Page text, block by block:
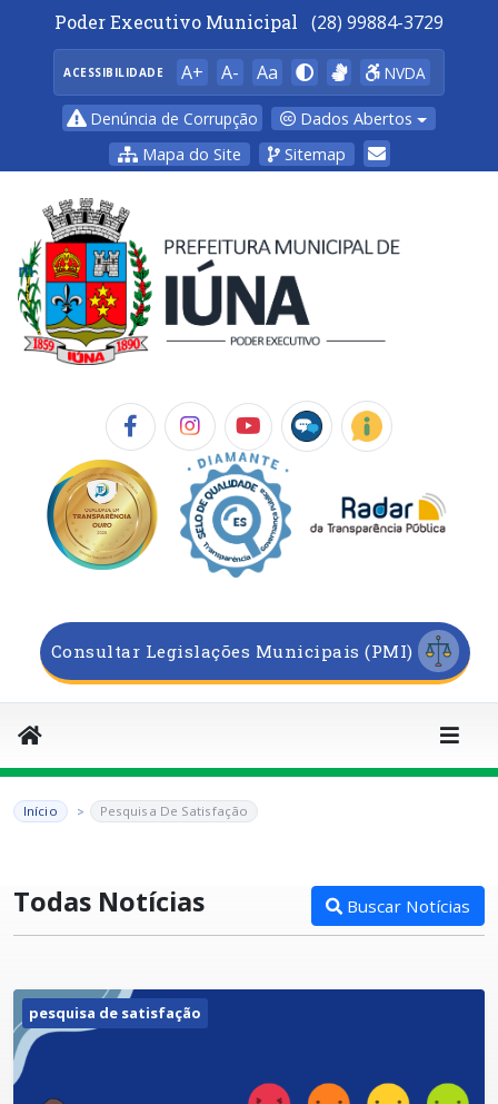
Poder Executivo Municipal (28) 99884-3729
ACESSIBILIDADE A+ A- Aa NVDA
Denúncia de Corrupção
Dados Abertos
Mapa do Site
Sitemap
Consultar Legislações Municipais (PMI)
Início Pesquisa De Satisfação
Todas Notícias Buscar Notícias
pesquisa de satisfação